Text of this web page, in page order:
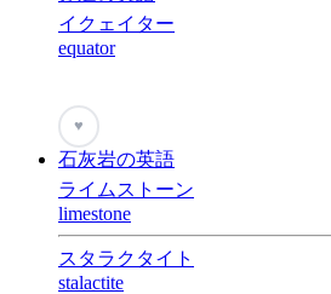
イクェイター
equator
♥
石灰岩の英語
ライムストーン
limestone
スタラクタイト
stalactite